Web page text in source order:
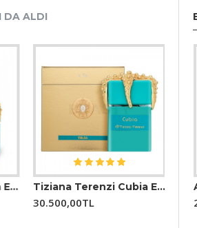
özellikle ilkbahar ve yaz gibi
koku daha belirgin hale
bir şişede sunulur. Genellikle
DA ALDI
Tiziana Terenzi Telea Edp 100 ml Unisex Parfüm Tiziana Terenzi Cubia Edp 100 ml Unisex Parfüm
30.500,00TL
5.650,00TL